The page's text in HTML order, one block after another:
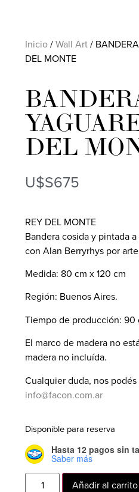
Inicio / Wall Art /
DEL MONTE
DEL
U$S675
REY DEL MONTE
Bandera cosida y pintada
con Alan Berryrhys por
Medida: 80 cm x 120 cm
Región: Buenos Aires.
Tiempo de producción: 90
El marco de madera no
madera no incluída.
Cualquier duda, nos
info@facon.com.ar
Disponible para reserva
Hasta 12 pagos sin
Saber más
Añadir al carrito